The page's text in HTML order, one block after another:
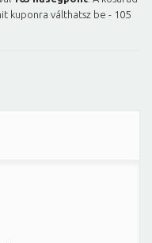
kuponra válthatsz be - 105